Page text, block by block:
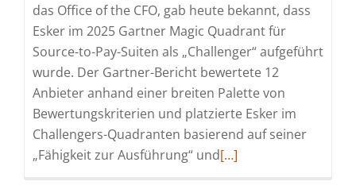
das Office of the CFO, gab heute bekannt, dass
Esker im 2025 Gartner Magic Quadrant für
Source-to-Pay-Suiten als „Challenger“ aufgeführt
wurde. Der Gartner-Bericht bewertete 12
Anbieter anhand einer breiten Palette von
Bewertungskriterien und platzierte Esker im
Challengers-Quadranten basierend auf seiner
„Fähigkeit zur Ausführung“ undRead
[…]